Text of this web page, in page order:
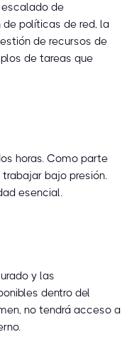
de
políticas de red, la
de recursos de
de tareas que
horas. Como parte
bajo presión.
esencial.
y las
dentro del
no tendrá acceso a